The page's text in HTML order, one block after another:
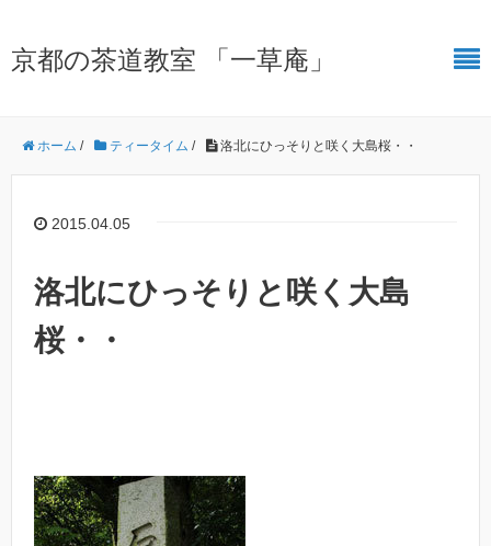
京都の茶道教室 「一草庵」
ホーム / ティータイム / 洛北にひっそりと咲く大島桜・・
2015.04.05
洛北にひっそりと咲く大島
桜・・